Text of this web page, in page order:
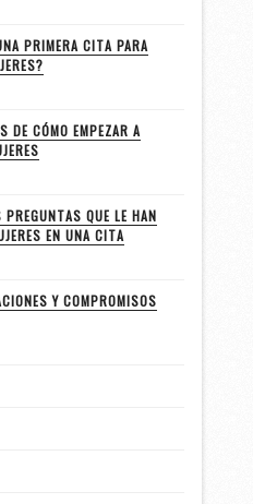
PRIMERA CITA PARA
DE CÓMO EMPEZAR A
PREGUNTAS QUE LE HAN
EN UNA CITA
Y COMPROMISOS